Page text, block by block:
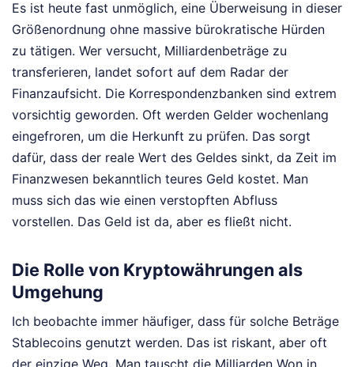
Es ist heute fast unmöglich, eine Überweisung in dieser
Größenordnung ohne massive bürokratische Hürden
zu tätigen. Wer versucht, Milliardenbeträge zu
transferieren, landet sofort auf dem Radar der
Finanzaufsicht. Die Korrespondenzbanken sind extrem
vorsichtig geworden. Oft werden Gelder wochenlang
eingefroren, um die Herkunft zu prüfen. Das sorgt
dafür, dass der reale Wert des Geldes sinkt, da Zeit im
Finanzwesen bekanntlich teures Geld kostet. Man
muss sich das wie einen verstopften Abfluss
vorstellen. Das Geld ist da, aber es fließt nicht.
Die Rolle von Kryptowährungen als
Umgehung
Ich beobachte immer häufiger, dass für solche Beträge
Stablecoins genutzt werden. Das ist riskant, aber oft